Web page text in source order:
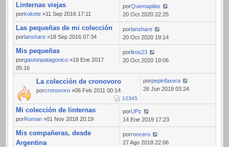
Linternas viejas
porkokete »11 Sep 2016 17:11
porQuemapilas
20 Oct 2020 22:25
Las pequeñas de mi colección
porlanshare »18 Sep 2016 07:34
porlanshare
20 Oct 2020 19:14
Mis pequeñas
porgastonpatagonico »19 Ene 2017
05:16
porliros23
20 Oct 2020 19:06
La colección de cronovoro
porcronovoro »06 Feb 2011 00:14
12345
porpepinfaxera
26 Jun 2019 03:24
Mi colección de linternas
porRoman »01 Nov 2018 20:19
porUPz
14 Ene 2019 17:23
Mis compañeras, desde
Argentina
porroncero
27 Ago 2018 22:06